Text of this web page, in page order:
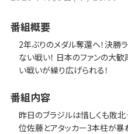
番組概要
2年ぶりのメダル奪還へ！決勝
ない戦い！ 日本のファンの大
い戦いが繰り広げられる！
番組内容
昨日のブラジルは惜しくも敗
位佐藤とアタッカー3本柱が暴